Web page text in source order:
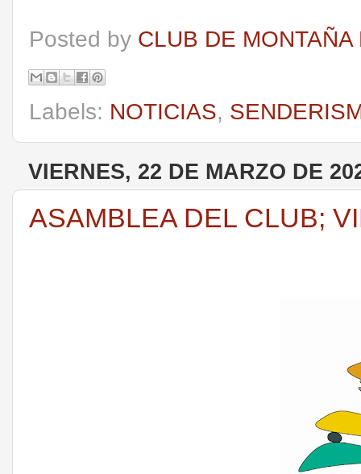
Posted by CLUB DE MONTAÑA
Labels: NOTICIAS,
VIERNES, 22 DE MARZO DE
ASAMBLEA DEL CLUB;